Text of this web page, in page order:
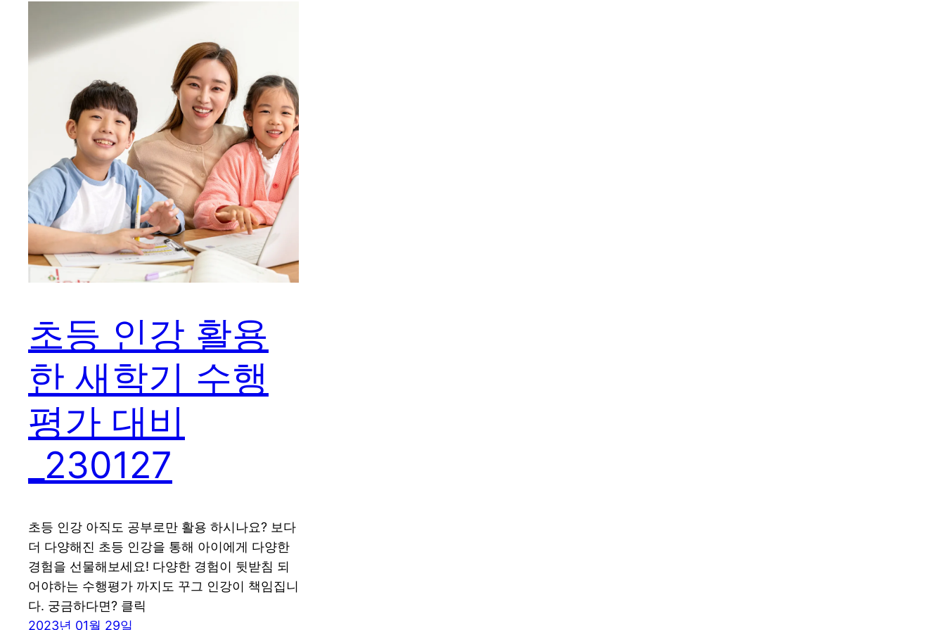
초등 인강 활용
한 새학기 수행
평가 대비
_230127
초등 인강 아직도 공부로만 활용 하시나요? 보다
더 다양해진 초등 인강을 통해 아이에게 다양한
경험을 선물해보세요! 다양한 경험이 뒷받침 되
어야하는 수행평가 까지도 꾸그 인강이 책임집니
다. 궁금하다면? 클릭
2023년 01월 29일